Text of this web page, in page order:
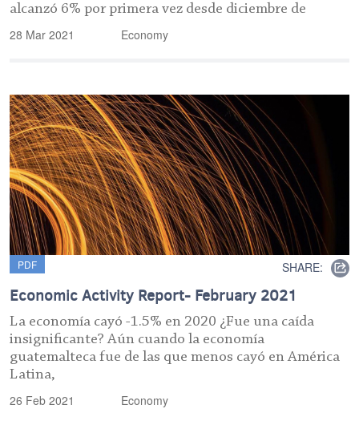
alcanzó 6% por primera vez desde diciembre de
28 Mar 2021 Economy
PDF SHARE:
Economic Activity Report- February 2021
La economía cayó -1.5% en 2020 ¿Fue una caída
insignificante? Aún cuando la economía
guatemalteca fue de las que menos cayó en América
Latina,
26 Feb 2021 Economy